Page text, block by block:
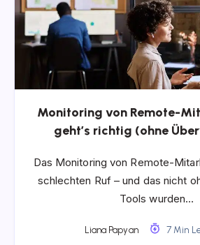
Monitoring von Remote-
geht’s richtig (ohne
Das Monitoring von Remote-
schlechten Ruf – und das nicht
Tools wurden…
Liana Papyan 7 Min